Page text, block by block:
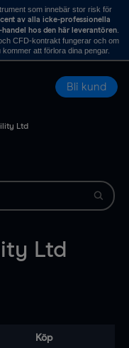
som innebär stor risk för
av alla icke-professionella
hos den här leverantören.
CFD-kontrakt fungerar och om
att förlora dina pengar.
Bli kund
Ltd
Ltd
Köp